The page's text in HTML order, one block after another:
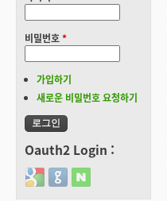
비밀번호*
가입하기
새로운 비밀번호 요청하기
Oauth2 Login :
Login with Google
Login with GitHub
Login with Naver